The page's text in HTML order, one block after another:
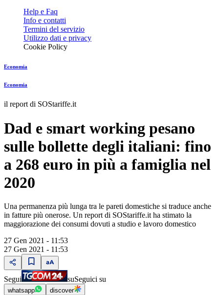
Help e Faq
Info e contatti
Termini del servizio
Utilizzo dati e privacy
Cookie Policy
Economia
Economia
il report di SOStariffe.it
Dad e smart working pesano
sulle bollette degli italiani: fino
a 268 euro in più a famiglia nel
2020
Una permanenza più lunga tra le pareti domestiche si traduce anche
in fatture più onerose. Un report di SOStariffe.it ha stimato la
maggiorazione dei consumi dovuti a studio e lavoro domestico
27 Gen 2021 - 11:53
27 Gen 2021 - 11:53
Segui suSeguici su
whatsapp discover